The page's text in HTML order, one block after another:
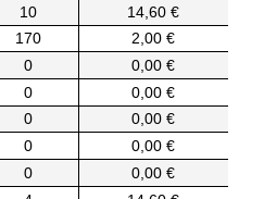
10
14,60 €
170
2,00 €
0
0,00 €
0
0,00 €
0
0,00 €
0
0,00 €
0
0,00 €